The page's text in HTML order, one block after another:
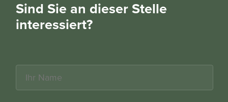
Sind Sie an dieser Stelle
interessiert?